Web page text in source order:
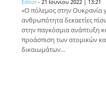
Editor - 21 Ιουνίου 2022 | 13:21
«Ο πόλεμος στην Ουκρανία
ανθρωπότητα δεκαετίες
στην παγκόσμια ανάπτυξη
προάσπιση των ατομικών
δικαιωμάτων...